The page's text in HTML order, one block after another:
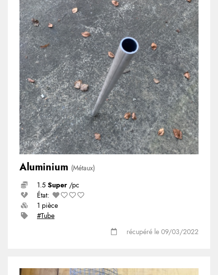
Aluminium (Métaux)
1.5 Super /pc
État:
1 pièce
#Tube
récupéré le 09/03/2022